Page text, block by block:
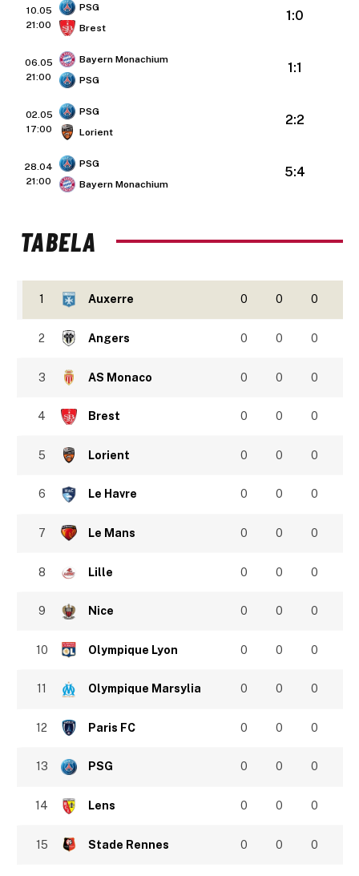
10.05
21:00
PSG
Brest
1:0
06.05
21:00
Bayern Monachium
PSG
1:1
02.05
17:00
PSG
Lorient
2:2
28.04
21:00
PSG
Bayern Monachium
5:4
TABELA
1 Auxerre 0 0 0
2 Angers 0 0 0
3 AS Monaco 0 0 0
4 Brest 0 0 0
5 Lorient 0 0 0
6 Le Havre 0 0 0
7 Le Mans 0 0 0
8 Lille 0 0 0
9 Nice 0 0 0
10 Olympique Lyon 0 0 0
11 Olympique Marsylia 0 0 0
12 Paris FC 0 0 0
13 PSG 0 0 0
14 Lens 0 0 0
15 Stade Rennes 0 0 0